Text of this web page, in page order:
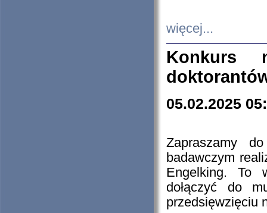
więcej...
Konkurs
05.02.2025
Zapraszamy
badawczym
Engelking. To
dołączyć do
przedsięwzięciu